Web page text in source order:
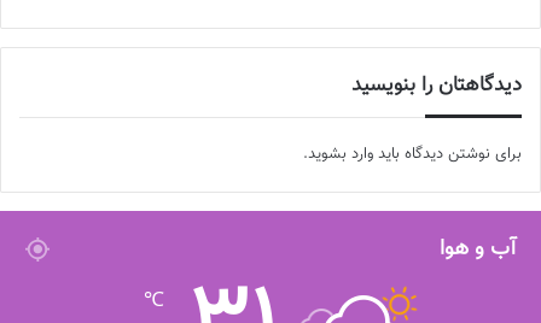
دیدگاهتان را بنویسید
برای نوشتن دیدگاه باید وارد بشوید.
آب و هوا
℃